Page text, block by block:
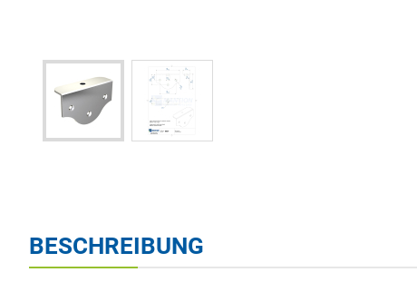
BESCHREIBUNG